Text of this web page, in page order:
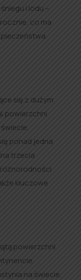
i lodu –
co ma
się z dużym
powierzchni
ponad jedna
trzecia
kluczowe
powierzchni
na świecie,